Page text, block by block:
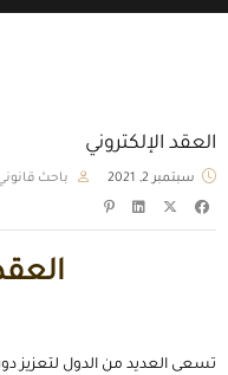
العقد الإلكتروني
سبتمبر 2, 2021 باحث
تسعى العديد من الدول لتعزيز